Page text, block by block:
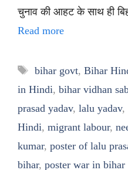
चुनाव की आहट के साथ ही
Read more
Tags
bihar govt, Bihar
in Hindi, bihar vidhan
prasad yadav, lalu yadav,
Hindi, migrant labour,
kumar, poster of lalu
bihar, poster war in